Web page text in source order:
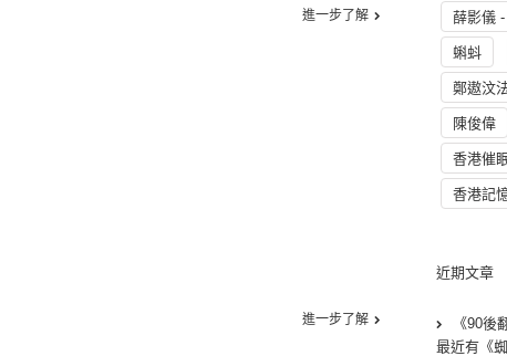
進一步了解
進一步了解
薛影儀
蝌蚪
鄭遨汶
陳俊偉
香港催
香港記
近期文章
《90後
最近有《